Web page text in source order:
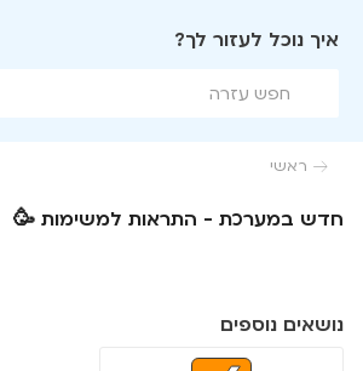
איך נוכל לעזור לך?
 ראשי
חדש במערכת - התראות למשימות 🥳
נושאים נוספים